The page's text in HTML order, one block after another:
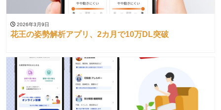
2026年3月9日
花王の姿勢解析アプリ、2カ月で10万DL突破